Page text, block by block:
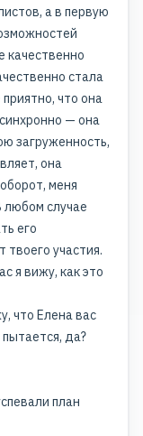
а в первую
качественно
стала
что она
— она
загруженность,
она
меня
любом случае
его
твоего участия.
я вижу, как это
что Елена вас
да?
план